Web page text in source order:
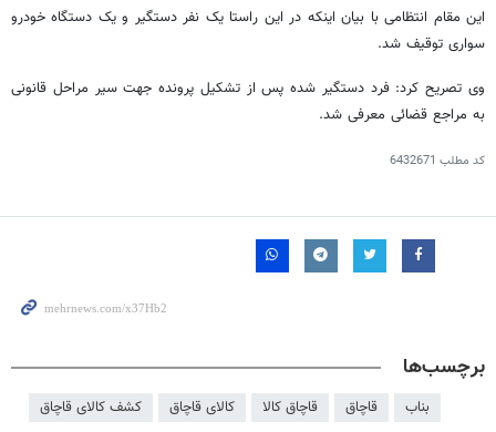
این مقام انتظامی با بیان اینکه در این راستا یک نفر دستگیر و یک دستگاه خودرو
سواری توقیف شد.
وی تصریح کرد: فرد دستگیر شده پس از تشکیل پرونده جهت سیر مراحل قانونی
به مراجع قضائی معرفی شد.
کد مطلب 6432671
برچسب‌ها
بناب قاچاق قاچاق کالا کالای قاچاق کشف کالای قاچاق